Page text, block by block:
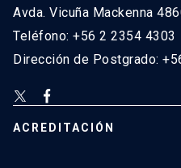
Avda. Vicuña Mackenna
Teléfono: +56 2 2354 4303
Dirección de Postgrado:
ACREDITACIÓN